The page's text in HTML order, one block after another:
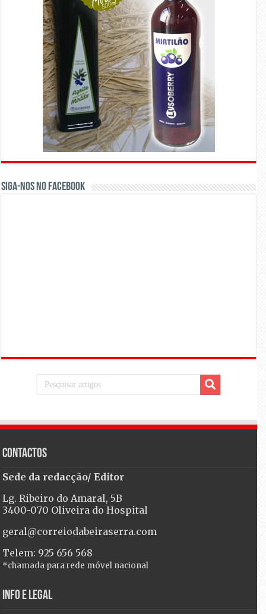
Siga-nos no Facebook
Contactos
Sede da redacção/ Editor
Lg. Ribeiro do Amaral, 5B
3400-070 Oliveira do Hospital
geral@correiodabeiraserra.com
Telem: 925 656 568
*chamada para rede móvel nacional
Info e Legal